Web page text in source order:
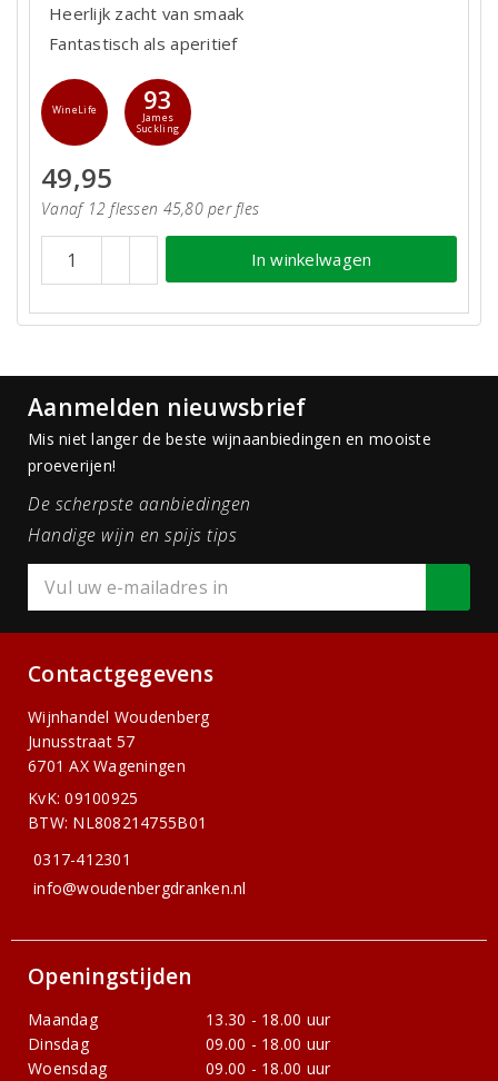
Heerlijk zacht van smaak
Fantastisch als aperitief
WineLife 93
James
Suckling
49,95
Vanaf 12 flessen 45,80 per fles
In winkelwagen
Aanmelden nieuwsbrief
Mis niet langer de beste wijnaanbiedingen en mooiste
proeverijen!
De scherpste aanbiedingen
Handige wijn en spijs tips
Contactgegevens
Wijnhandel Woudenberg
Junusstraat 57
6701 AX Wageningen
KvK: 09100925
BTW: NL808214755B01
0317-412301
info@woudenbergdranken.nl
Openingstijden
Maandag
13.30 - 18.00 uur
Dinsdag
09.00 - 18.00 uur
Woensdag
09.00 - 18.00 uur